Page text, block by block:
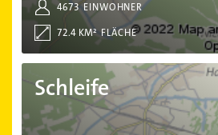
EINWOHNER
4673
FLÄCHE
72.4 KM²
Schleife
Schleife